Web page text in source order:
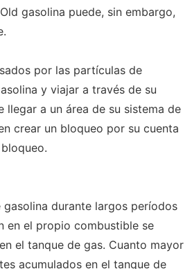
gasolina puede, sin embargo,
​​por las partículas de
y viajar a través de su
a un área de su sistema de
crear un bloqueo por su cuenta
durante largos períodos
en el propio combustible se
el tanque de gas. Cuanto mayor
acumulados en el tanque de